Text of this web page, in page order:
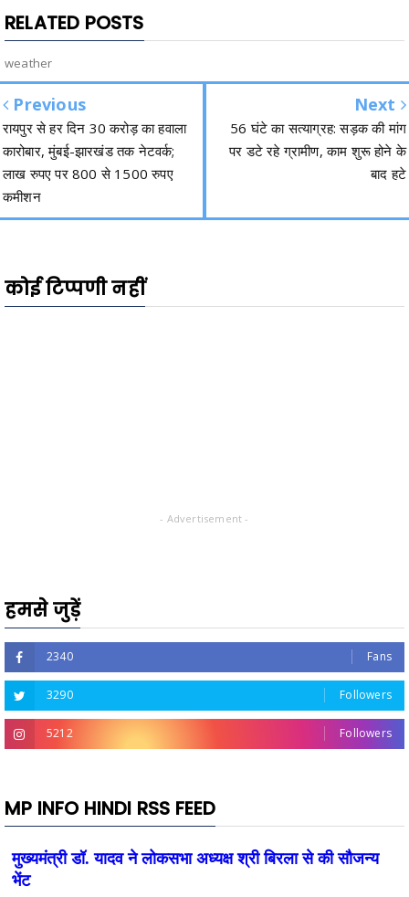
RELATED POSTS
weather
Previous
रायपुर से हर दिन 30 करोड़ का हवाला
कारोबार, मुंबई-झारखंड तक नेटवर्क;
लाख रुपए पर 800 से 1500 रुपए
कमीशन
Next
56 घंटे का सत्याग्रह: सड़क की मांग
पर डटे रहे ग्रामीण, काम शुरू होने के
बाद हटे
कोई टिप्पणी नहीं
- Advertisement -
हमसे जुड़ें
2340 Fans
3290 Followers
5212 Followers
MP INFO HINDI RSS FEED